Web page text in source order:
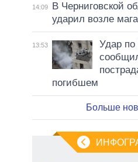
14:09
В Черниговской
ударил возле
13:53
Удар по
погибшем
Больше